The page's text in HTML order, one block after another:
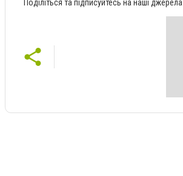
Поділіться та підписуйтесь на наші джерела